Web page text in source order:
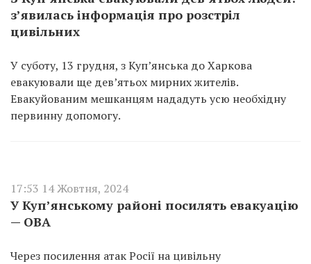
з’явилась інформація про розстріл
цивільних
У суботу, 13 грудня, з Куп’янська до Харкова
евакуювали ще дев’ятьох мирних жителів.
Евакуйованим мешканцям нададуть усю необхідну
первинну допомогу.
17:53 14 Жовтня, 2024
У Куп’янському районі посилять евакуацію
— ОВА
Через посилення атак Росії на цивільну